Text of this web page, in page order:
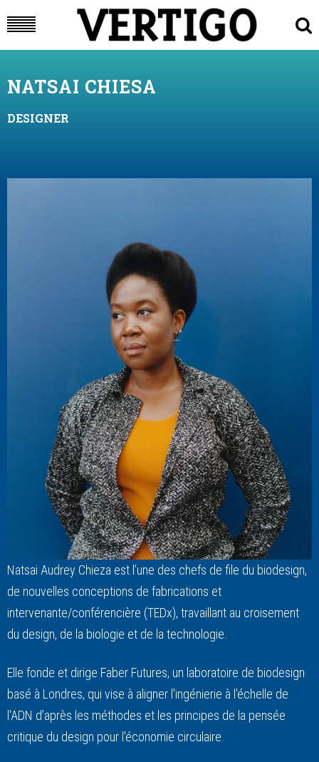
NATSAI CHIESA
DESIGNER
Natsai Audrey Chieza est l’une des chefs de file du biodesign,
de nouvelles conceptions de fabrications et
intervenante/conférencière (TEDx), travaillant au croisement
du design, de la biologie et de la technologie.
Elle fonde et dirige Faber Futures, un laboratoire de biodesign
basé à Londres, qui vise à aligner l'ingénierie à l'échelle de
l'ADN d’après les méthodes et les principes de la pensée
critique du design pour l'économie circulaire.